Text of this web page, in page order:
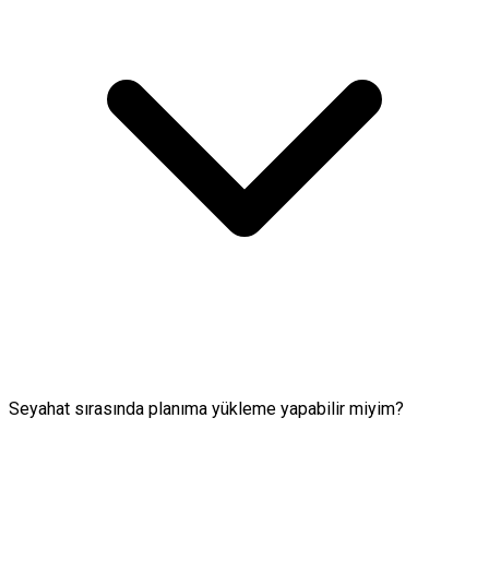
Seyahat sırasında planıma yükleme yapabilir miyim?